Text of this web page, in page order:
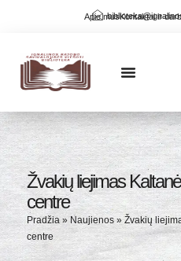
Apie musKontaktai ir
Žvakių liejimas
centre
Pradžia »Naujienos »Žvakių
centre